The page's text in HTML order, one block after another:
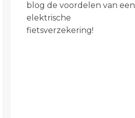
blog de voordelen van een
elektrische
fietsverzekering!